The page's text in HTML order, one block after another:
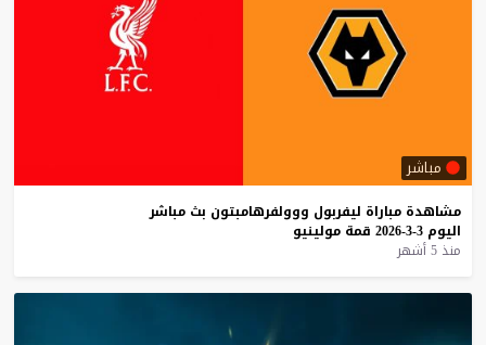
مباشر
مشاهدة مباراة ليفربول ووولفرهامبتون بث مباشر
اليوم 3-3-2026 قمة مولينيو
منذ 5 أشهر